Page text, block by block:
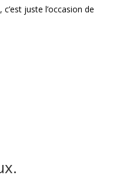
juste l’occasion de